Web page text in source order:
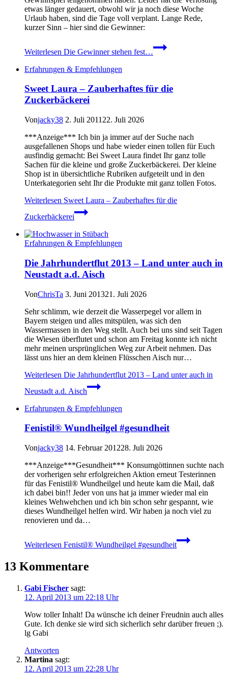
etwas länger gedauert, obwohl wir ja noch diese Woche
Urlaub haben, sind die Tage voll verplant. Lange Rede,
kurzer Sinn – hier sind die Gewinner:
Weiterlesen Die Gewinner stehen fest…
Erfahrungen & Empfehlungen
Sweet Laura – Zauberhaftes für die
Zuckerbäckerei
Vonjacky38 2. Juli 2011 22. Juli 2026
***Anzeige*** Ich bin ja immer auf der Suche nach
ausgefallenen Shops und habe wieder einen tollen für Euch
ausfindig gemacht: Bei Sweet Laura findet Ihr ganz tolle
Sachen für die kleine und große Zuckerbäckerei. Der kleine
Shop ist in übersichtliche Rubriken aufgeteilt und in den
Unterkategorien seht Ihr die Produkte mit ganz tollen Fotos.
Weiterlesen Sweet Laura – Zauberhaftes für die
Zuckerbäckerei
Erfahrungen & Empfehlungen
Die Jahrhundertflut 2013 – Land unter auch in
Neustadt a.d. Aisch
VonChrisTa 3. Juni 201321. Juli 2026
Sehr schlimm, wie derzeit die Wasserpegel vor allem in
Bayern steigen und alles mitspülen, was sich den
Wassermassen in den Weg stellt. Auch bei uns sind seit Tagen
die Wiesen überflutet und schon am Freitag konnte ich nicht
mehr meinen ursprünglichen Weg zur Arbeit nehmen. Das
lässt uns hier an dem kleinen Flüsschen Aisch nur…
Weiterlesen Die Jahrhundertflut 2013 – Land unter auch in
Neustadt a.d. Aisch
Erfahrungen & Empfehlungen
Fenistil® Wundheilgel #gesundheit
Vonjacky38 14. Februar 201228. Juli 2026
***Anzeige***Gesundheit*** Konsumgöttinnen suchte nach
der vorherigen sehr erfolgreichen Aktion erneut Testerinnen
für das Fenistil® Wundheilgel und heute kam die Mail, daß
ich dabei bin!! Jeder von uns hat ja immer wieder mal ein
kleines Wehwehchen und ich bin schon sehr gespannt, wie
dieses Wundheilgel helfen wird. Wir haben ja noch viel zu
renovieren und da…
Weiterlesen Fenistil® Wundheilgel #gesundheit
13 Kommentare
Gabi Fischer sagt:
12. April 2013 um 22:18 Uhr
Wow toller Inhalt! Da wünsche ich deiner Freudnin auch alles
Gute. Ich denke sie wird sich sicherlich sehr darüber freuen ;).
lg Gabi
Antworten
Martina sagt:
12. April 2013 um 22:28 Uhr